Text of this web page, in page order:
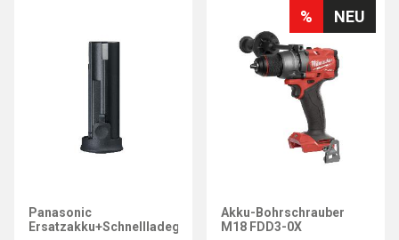
Panasonic
Ersatzakku+Schnellladegeräte
NEU
%
Akku-Bohrschrauber
M18 FDD3-0X